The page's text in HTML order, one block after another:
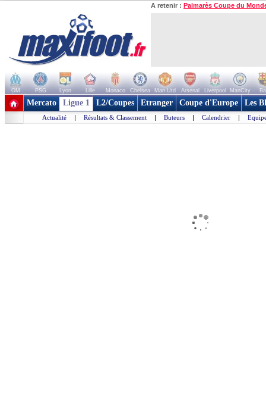
A retenir : Palmarès Coupe du
OM PSG Lyon Lille Monaco Chelsea Man Utd Arsenal Liverpool ManCity
+ de clubs
Mercato Ligue 1 L2/Coupes Etranger Coupe d'Europe Les
Actualité | Résultats & Classement | Buteurs | Calendrier |